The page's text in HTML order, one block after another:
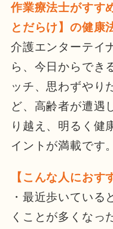
作業療法士がすす
とだらけ】の健康
介護エンターテイ
ら、今日からでき
ッチ、思わずやり
ど、高齢者が遭遇
り越え、明るく健
イントが満載です。
【こんな人におす
・最近歩いている
くことが多くなっ